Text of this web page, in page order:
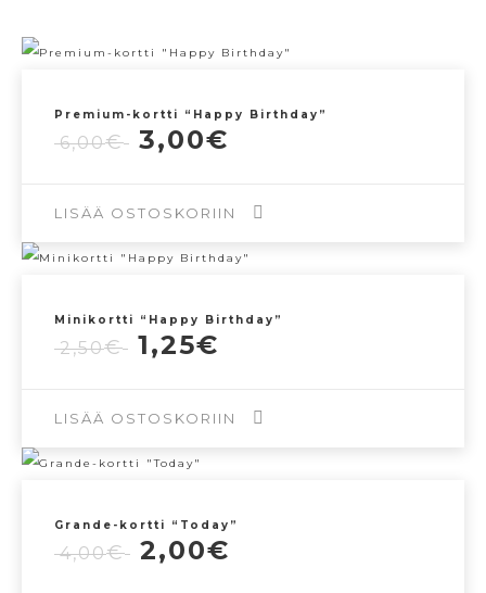
Premium-kortti “Happy Birthday”
6,00€
Alkuperäinen
6,00€.
3,00€
3,00€.
LISÄÄ OSTOSKORIIN
Minikortti “Happy Birthday”
2,50€
Alkuperäinen
2,50€.
1,25€
1,25€.
LISÄÄ OSTOSKORIIN
Grande-kortti “Today”
4,00€
Alkuperäinen
2,00€